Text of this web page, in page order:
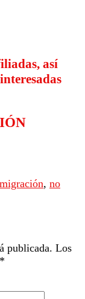
así
, no
publicada. Los
*